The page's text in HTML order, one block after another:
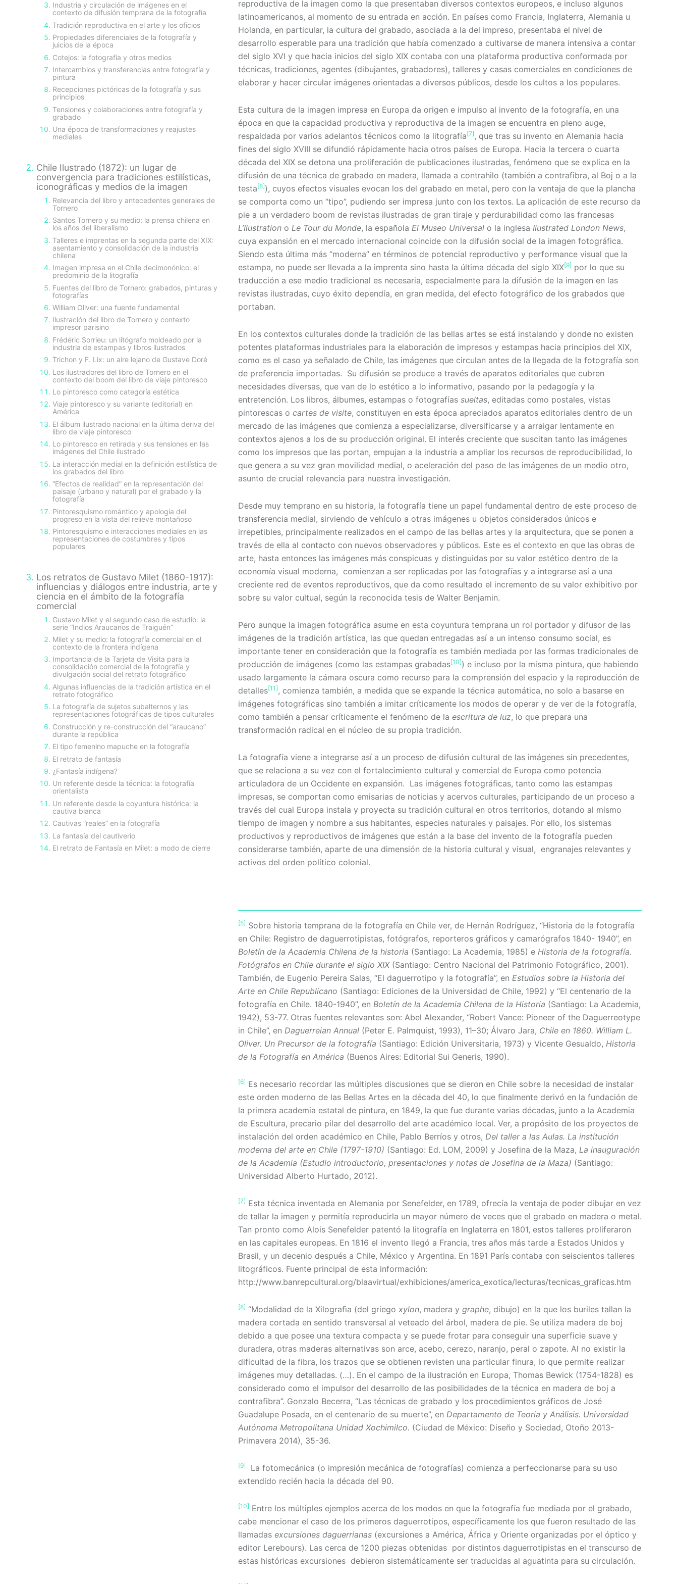
reproductiva de la imagen como la que presentaban diversos contextos europeos, e incluso algunos
latinoamericanos, al momento de su entrada en acción. En países como Francia, Inglaterra, Alemania u
Holanda, en particular, la cultura del grabado, asociada a la del impreso, presentaba el nivel de
desarrollo esperable para una tradición que había comenzado a cultivarse de manera intensiva a contar
del siglo XVI y que hacia inicios del siglo XIX contaba con una plataforma productiva conformada por
técnicas, tradiciones, agentes (dibujantes, grabadores), talleres y casas comerciales en condiciones de
elaborar y hacer circular imágenes orientadas a diversos públicos, desde los cultos a los populares.
Esta cultura de la imagen impresa en Europa da origen e impulso al invento de la fotografía, en una
época en que la capacidad productiva y reproductiva de la imagen se encuentra en pleno auge,
respaldada por varios adelantos técnicos como la litografía[7] , que tras su invento en Alemania hacia
fines del siglo XVIII se difundió rápidamente hacia otros países de Europa. Hacia la tercera o cuarta
década del XIX se detona una proliferación de publicaciones ilustradas, fenómeno que se explica en la
difusión de una técnica de grabado en madera, llamada a contrahilo (también a contrafibra, al Boj o a la
testa[8]), cuyos efectos visuales evocan los del grabado en metal, pero con la ventaja de que la plancha
se comporta como un “tipo”, pudiendo ser impresa junto con los textos. La aplicación de este recurso da
pie a un verdadero boom de revistas ilustradas de gran tiraje y perdurabilidad como las francesas
L’Ilustration o Le Tour du Monde, la española El Museo Universal o la inglesa Ilustrated London News,
cuya expansión en el mercado internacional coincide con la difusión social de la imagen fotográfica.
Siendo esta última más “moderna” en términos de potencial reproductivo y performance visual que la
estampa, no puede ser llevada a la imprenta sino hasta la última década del siglo XIX[9] por lo que su
traducción a ese medio tradicional es necesaria, especialmente para la difusión de la imagen en las
revistas ilustradas, cuyo éxito dependía, en gran medida, del efecto fotográfico de los grabados que
portaban.
En los contextos culturales donde la tradición de las bellas artes se está instalando y donde no existen
potentes plataformas industriales para la elaboración de impresos y estampas hacia principios del XIX,
como es el caso ya señalado de Chile, las imágenes que circulan antes de la llegada de la fotografía son
de preferencia importadas. Su difusión se produce a través de aparatos editoriales que cubren
necesidades diversas, que van de lo estético a lo informativo, pasando por la pedagogía y la
entretención. Los libros, álbumes, estampas o fotografías sueltas, editadas como postales, vistas
pintorescas o cartes de visite, constituyen en esta época apreciados aparatos editoriales dentro de un
mercado de las imágenes que comienza a especializarse, diversificarse y a arraigar lentamente en
contextos ajenos a los de su producción original. El interés creciente que suscitan tanto las imágenes
como los impresos que las portan, empujan a la industria a ampliar los recursos de reproducibilidad, lo
que genera a su vez gran movilidad medial, o aceleración del paso de las imágenes de un medio otro,
asunto de crucial relevancia para nuestra investigación.
Desde muy temprano en su historia, la fotografía tiene un papel fundamental dentro de este proceso de
transferencia medial, sirviendo de vehículo a otras imágenes u objetos considerados únicos e
irrepetibles, principalmente realizados en el campo de las bellas artes y la arquitectura, que se ponen a
través de ella al contacto con nuevos observadores y públicos. Este es el contexto en que las obras de
arte, hasta entonces las imágenes más conspicuas y distinguidas por su valor estético dentro de la
economía visual moderna, comienzan a ser replicadas por las fotografías y a integrarse así a una
creciente red de eventos reproductivos, que da como resultado el incremento de su valor exhibitivo por
sobre su valor cultual, según la reconocida tesis de Walter Benjamin.
Pero aunque la imagen fotográfica asume en esta coyuntura temprana un rol portador y difusor de las
imágenes de la tradición artística, las que quedan entregadas así a un intenso consumo social, es
importante tener en consideración que la fotografía es también mediada por las formas tradicionales de
producción de imágenes (como las estampas grabadas[10]) e incluso por la misma pintura, que habiendo
usado largamente la cámara oscura como recurso para la comprensión del espacio y la reproducción de
detalles[11] , comienza también, a medida que se expande la técnica automática, no solo a basarse en
imágenes fotográficas sino también a imitar críticamente los modos de operar y de ver de la fotografía,
como también a pensar críticamente el fenómeno de la escritura de luz, lo que prepara una
transformación radical en el núcleo de su propia tradición.
La fotografía viene a integrarse así a un proceso de difusión cultural de las imágenes sin precedentes,
que se relaciona a su vez con el fortalecimiento cultural y comercial de Europa como potencia
articuladora de un Occidente en expansión. Las imágenes fotográficas, tanto como las estampas
impresas, se comportan como emisarias de noticias y acervos culturales, participando de un proceso a
través del cual Europa instala y proyecta su tradición cultural en otros territorios, dotando al mismo
tiempo de imagen y nombre a sus habitantes, especies naturales y paisajes. Por ello, los sistemas
productivos y reproductivos de imágenes que están a la base del invento de la fotografía pueden
considerarse también, aparte de una dimensión de la historia cultural y visual, engranajes relevantes y
activos del orden político colonial.
[5] Sobre historia temprana de la fotografía en Chile ver, de Hernán Rodríguez, “Historia de la fotografía
en Chile: Registro de daguerrotipistas, fotógrafos, reporteros gráficos y camarógrafos 1840- 1940”, en
Boletín de la Academia Chilena de la historia (Santiago: La Academia, 1985) e Historia de la fotografía.
Fotógrafos en Chile durante el siglo XIX (Santiago: Centro Nacional del Patrimonio Fotográfico, 2001).
También, de Eugenio Pereira Salas, “El daguerrotipo y la fotografía”, en Estudios sobre la Historia del
Arte en Chile Republicano (Santiago: Ediciones de la Universidad de Chile, 1992) y “El centenario de la
fotografía en Chile. 1840-1940”, en Boletín de la Academia Chilena de la Historia (Santiago: La Academia,
1942), 53-77. Otras fuentes relevantes son: Abel Alexander, “Robert Vance: Pioneer of the Daguerreotype
in Chile”, en Daguerreian Annual (Peter E. Palmquist, 1993), 11–30; Álvaro Jara, Chile en 1860. William L.
Oliver. Un Precursor de la fotografía (Santiago: Edición Universitaria, 1973) y Vicente Gesualdo, Historia
de la Fotografía en América (Buenos Aires: Editorial Sui Generis, 1990).
[6] Es necesario recordar las múltiples discusiones que se dieron en Chile sobre la necesidad de instalar
este orden moderno de las Bellas Artes en la década del 40, lo que finalmente derivó en la fundación de
la primera academia estatal de pintura, en 1849, la que fue durante varias décadas, junto a la Academia
de Escultura, precario pilar del desarrollo del arte académico local. Ver, a propósito de los proyectos de
instalación del orden académico en Chile, Pablo Berríos y otros, Del taller a las Aulas. La institución
moderna del arte en Chile (1797-1910) (Santiago: Ed. LOM, 2009) y Josefina de la Maza, La inauguración
de la Academia (Estudio introductorio, presentaciones y notas de Josefina de la Maza) (Santiago:
Universidad Alberto Hurtado, 2012).
[7] Esta técnica inventada en Alemania por Senefelder, en 1789, ofrecía la ventaja de poder dibujar en vez
de tallar la imagen y permitía reproducirla un mayor número de veces que el grabado en madera o metal.
Tan pronto como Alois Senefelder patentó la litografía en Inglaterra en 1801, estos talleres proliferaron
en las capitales europeas. En 1816 el invento llegó a Francia, tres años más tarde a Estados Unidos y
Brasil, y un decenio después a Chile, México y Argentina. En 1891 París contaba con seiscientos talleres
litográficos. Fuente principal de esta información:
http://www.banrepcultural.org/blaavirtual/exhibiciones/america_exotica/lecturas/tecnicas_graficas.htm
[8] “Modalidad de la Xilografìa (del griego xylon, madera y graphe, dibujo) en la que los buriles tallan la
madera cortada en sentido transversal al veteado del árbol, madera de pie. Se utiliza madera de boj
debido a que posee una textura compacta y se puede frotar para conseguir una superficie suave y
duradera, otras maderas alternativas son arce, acebo, cerezo, naranjo, peral o zapote. Al no existir la
dificultad de la fibra, los trazos que se obtienen revisten una particular finura, lo que permite realizar
imágenes muy detalladas. (…). En el campo de la ilustración en Europa, Thomas Bewick (1754-1828) es
considerado como el impulsor del desarrollo de las posibilidades de la técnica en madera de boj a
contrafibra”. Gonzalo Becerra, “Las técnicas de grabado y los procedimientos gráficos de José
Guadalupe Posada, en el centenario de su muerte”, en Departamento de Teoría y Análisis. Universidad
Autónoma Metropolitana Unidad Xochimilco. (Ciudad de México: Diseño y Sociedad, Otoño 2013-
Primavera 2014), 35-36.
[9]
La fotomecánica (o impresión mecánica de fotografías) comienza a perfeccionarse para su uso
extendido recién hacia la década del 90.
[10] Entre los múltiples ejemplos acerca de los modos en que la fotografía fue mediada por el grabado,
cabe mencionar el caso de los primeros daguerrotipos, específicamente los que fueron resultado de las
llamadas excursiones daguerrianas (excursiones a América, África y Oriente organizadas por el óptico y
editor Lerebours). Las cerca de 1200 piezas obtenidas por distintos daguerrotipistas en el transcurso de
estas históricas excursiones debieron sistemáticamente ser traducidas al aguatinta para su circulación.
Industria y circulación de imágenes en el
contexto de difusión temprana de la fotografía
Tradición reproductiva en el arte y los oficios
Propiedades diferenciales de la fotografía y
juicios de la época
Cotejos: la fotografía y otros medios
Intercambios y transferencias entre fotografía y
pintura
Recepciones pictóricas de la fotografía y sus
principios
Tensiones y colaboraciones entre fotografía y
grabado
Una época de transformaciones y reajustes
mediales
Chile Ilustrado (1872): un lugar de
convergencia para tradiciones estilísticas,
iconográficas y medios de la imagen
Relevancia del libro y antecedentes generales de
Tornero
Santos Tornero y su medio: la prensa chilena en
los años del liberalismo
Talleres e imprentas en la segunda parte del XIX:
asentamiento y consolidación de la industria
chilena
Imagen impresa en el Chile decimonónico: el
predominio de la litografía
Fuentes del libro de Tornero: grabados, pinturas y
fotografías
William Oliver: una fuente fundamental
Ilustración del libro de Tornero y contexto
impresor parisino
Frédéric Sorrieu: un litógrafo moldeado por la
industria de estampas y libros ilustrados
Trichon y F. Lix: un aire lejano de Gustave Doré
Los ilustradores del libro de Tornero en el
contexto del boom del libro de viaje pintoresco
Lo pintoresco como categoría estética
Viaje pintoresco y su variante (editorial) en
América
El álbum ilustrado nacional en la última deriva del
libro de viaje pintoresco
Lo pintoresco en retirada y sus tensiones en las
imágenes del Chile ilustrado
La interacción medial en la definición estilística de
los grabados del libro
“Efectos de realidad” en la representación del
paisaje (urbano y natural) por el grabado y la
fotografía
Pintoresquismo romántico y apología del
progreso en la vista del relieve montañoso
Pintoresquismo e interacciones mediales en las
representaciones de costumbres y tipos
populares
Los retratos de Gustavo Milet (1860-1917):
influencias y diálogos entre industria, arte y
ciencia en el ámbito de la fotografía
comercial
Gustavo Milet y el segundo caso de estudio: la
serie “Indios Araucanos de Traiguén”
Milet y su medio: la fotografía comercial en el
contexto de la frontera indígena
Importancia de la Tarjeta de Visita para la
consolidación comercial de la fotografía y
divulgación social del retrato fotográfico
Algunas influencias de la tradición artística en el
retrato fotográfico
La fotografía de sujetos subalternos y las
representaciones fotográficas de tipos culturales
Construcción y re-construcción del “araucano”
durante la república
El tipo femenino mapuche en la fotografía
El retrato de fantasía
¿Fantasía indígena?
Un referente desde la técnica: la fotografía
orientalista
Un referente desde la coyuntura histórica: la
cautiva blanca
Cautivas “reales” en la fotografía
La fantasía del cautiverio
El retrato de Fantasía en Milet: a modo de cierre